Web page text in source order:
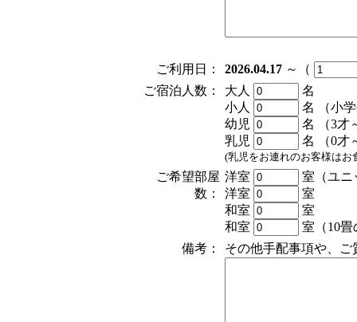
ご利用日： 2026.04.17 ～（
ご宿泊人数：
大人
名
小人
名
（小
幼児
名
（3才
乳児
名 （0才
(乳児をお連れのお客様は
ご希望部屋
数：
洋室
室（ユニ
洋室
室
和室
室
和室
室（10
備考：
その他手配事項や、